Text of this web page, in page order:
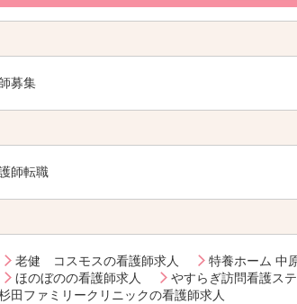
募集
師転職
老健 コスモスの看護師求人
特養ホーム 中
ほのぼのの看護師求人
やすらぎ訪問看護ス
田ファミリークリニックの看護師求人